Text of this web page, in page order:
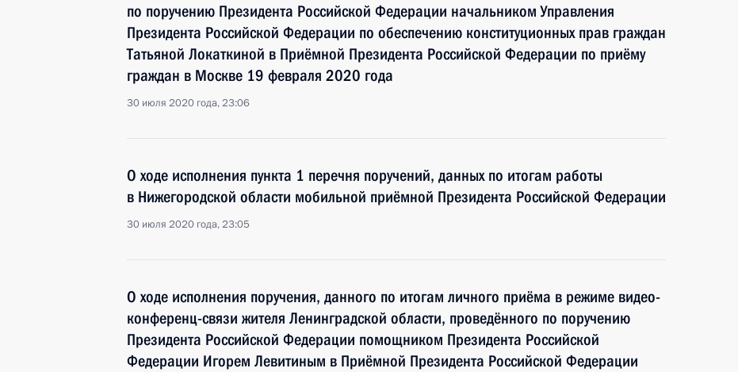
по поручению Президента Российской Федерации начальником Управления
Президента Российской Федерации по обеспечению конституционных прав граждан
Татьяной Локаткиной в Приёмной Президента Российской Федерации по приёму
граждан в Москве 19 февраля 2020 года
30 июля 2020 года, 23:06
О ходе исполнения пункта 1 перечня поручений, данных по итогам работы
в Нижегородской области мобильной приёмной Президента Российской Федерации
30 июля 2020 года, 23:05
О ходе исполнения поручения, данного по итогам личного приёма в режиме видео-
конференц-связи жителя Ленинградской области, проведённого по поручению
Президента Российской Федерации помощником Президента Российской
Федерации Игорем Левитиным в Приёмной Президента Российской Федерации